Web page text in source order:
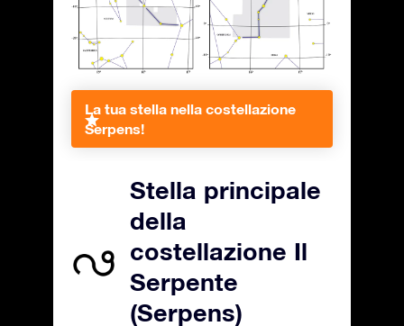
La tua stella nella costellazione
Serpens!
Stella principale
della
costellazione Il
Serpente
(Serpens)